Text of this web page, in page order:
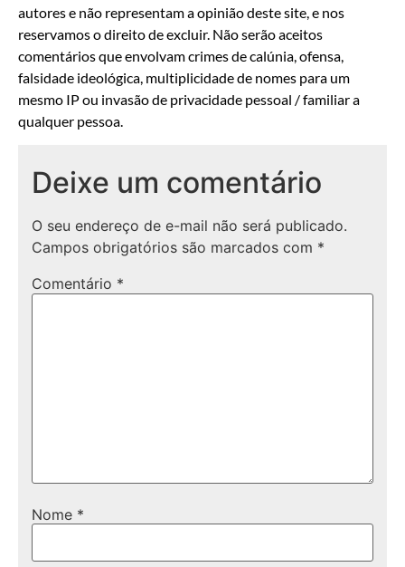
autores e não representam a opinião deste site, e nos
reservamos o direito de excluir. Não serão aceitos
comentários que envolvam crimes de calúnia, ofensa,
falsidade ideológica, multiplicidade de nomes para um
mesmo IP ou invasão de privacidade pessoal / familiar a
qualquer pessoa.
Deixe um comentário
O seu endereço de e-mail não será publicado.
Campos obrigatórios são marcados com *
Comentário *
Nome *